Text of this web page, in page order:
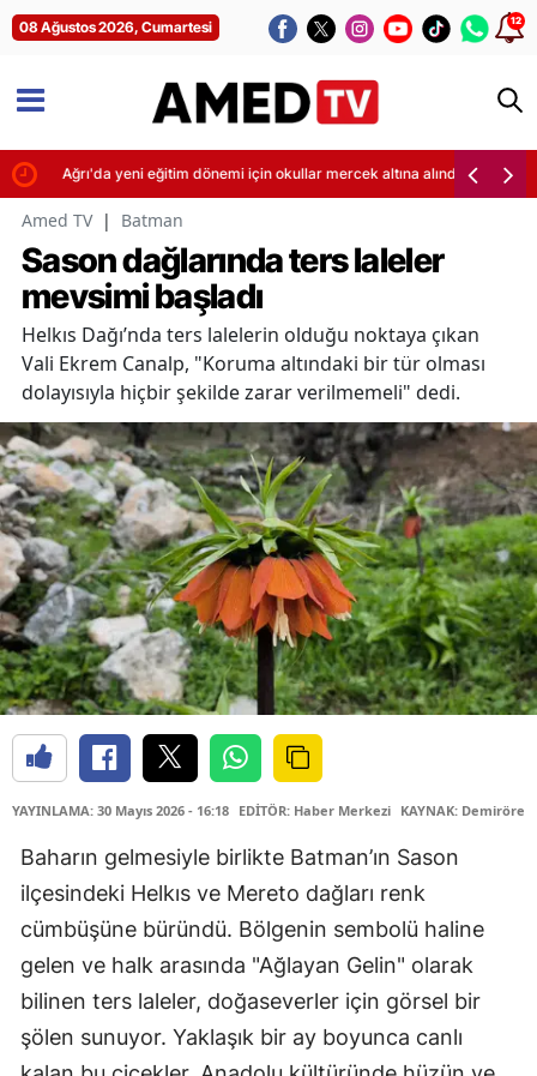
08 Ağustos 2026, Cumartesi 12
Ağrı'da yeni eğitim dönemi için okullar mercek altına alındı
Amed TV | Batman
Sason dağlarında ters laleler
mevsimi başladı
Helkıs Dağı’nda ters lalelerin olduğu noktaya çıkan
Vali Ekrem Canalp, "Koruma altındaki bir tür olması
dolayısıyla hiçbir şekilde zarar verilmemeli" dedi.
YAYINLAMA: 30 Mayıs 2026 - 16:18 EDİTÖR: Haber Merkezi KAYNAK: Demirören
Baharın gelmesiyle birlikte Batman’ın Sason
ilçesindeki Helkıs ve Mereto dağları renk
cümbüşüne büründü. Bölgenin sembolü haline
gelen ve halk arasında "Ağlayan Gelin" olarak
bilinen ters laleler, doğaseverler için görsel bir
şölen sunuyor. Yaklaşık bir ay boyunca canlı